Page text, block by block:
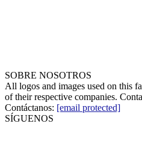
SOBRE NOSOTROS
All logos and images used on this
of their respective companies.
Contáctanos: [email protected]
SÍGUENOS